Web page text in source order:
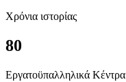
Χρόνια ιστορίας
80
Εργατοϋπαλληλικά Κέντρα